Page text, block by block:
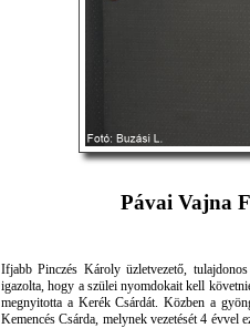
Pávai Vajna
Ifjabb Pinczés Károly üzletvezető,
igazolta, hogy a szülei nyomdokait kell
megnyitotta a Kerék Csárdát. Közben a
Kemencés Csárda, melynek vezetését 4 évvel